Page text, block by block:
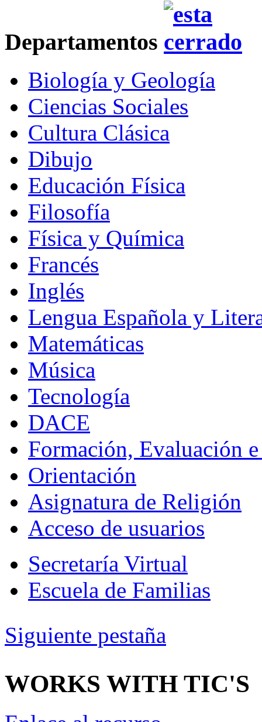
Departamentos
Biología y Geología
Ciencias Sociales
Cultura Clásica
Dibujo
Educación Física
Filosofía
Física y Química
Francés
Inglés
Lengua Española y
Matemáticas
Música
Tecnología
DACE
Formación, Evaluación
Orientación
Asignatura de Religión
Acceso de usuarios
Secretaría Virtual
Escuela de Familias
Siguiente pestaña
WORKS WITH TIC'S